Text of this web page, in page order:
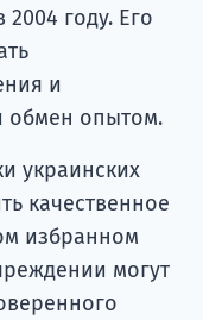
году. Его
и
обмен опытом.
украинских
качественное
избранном
могут